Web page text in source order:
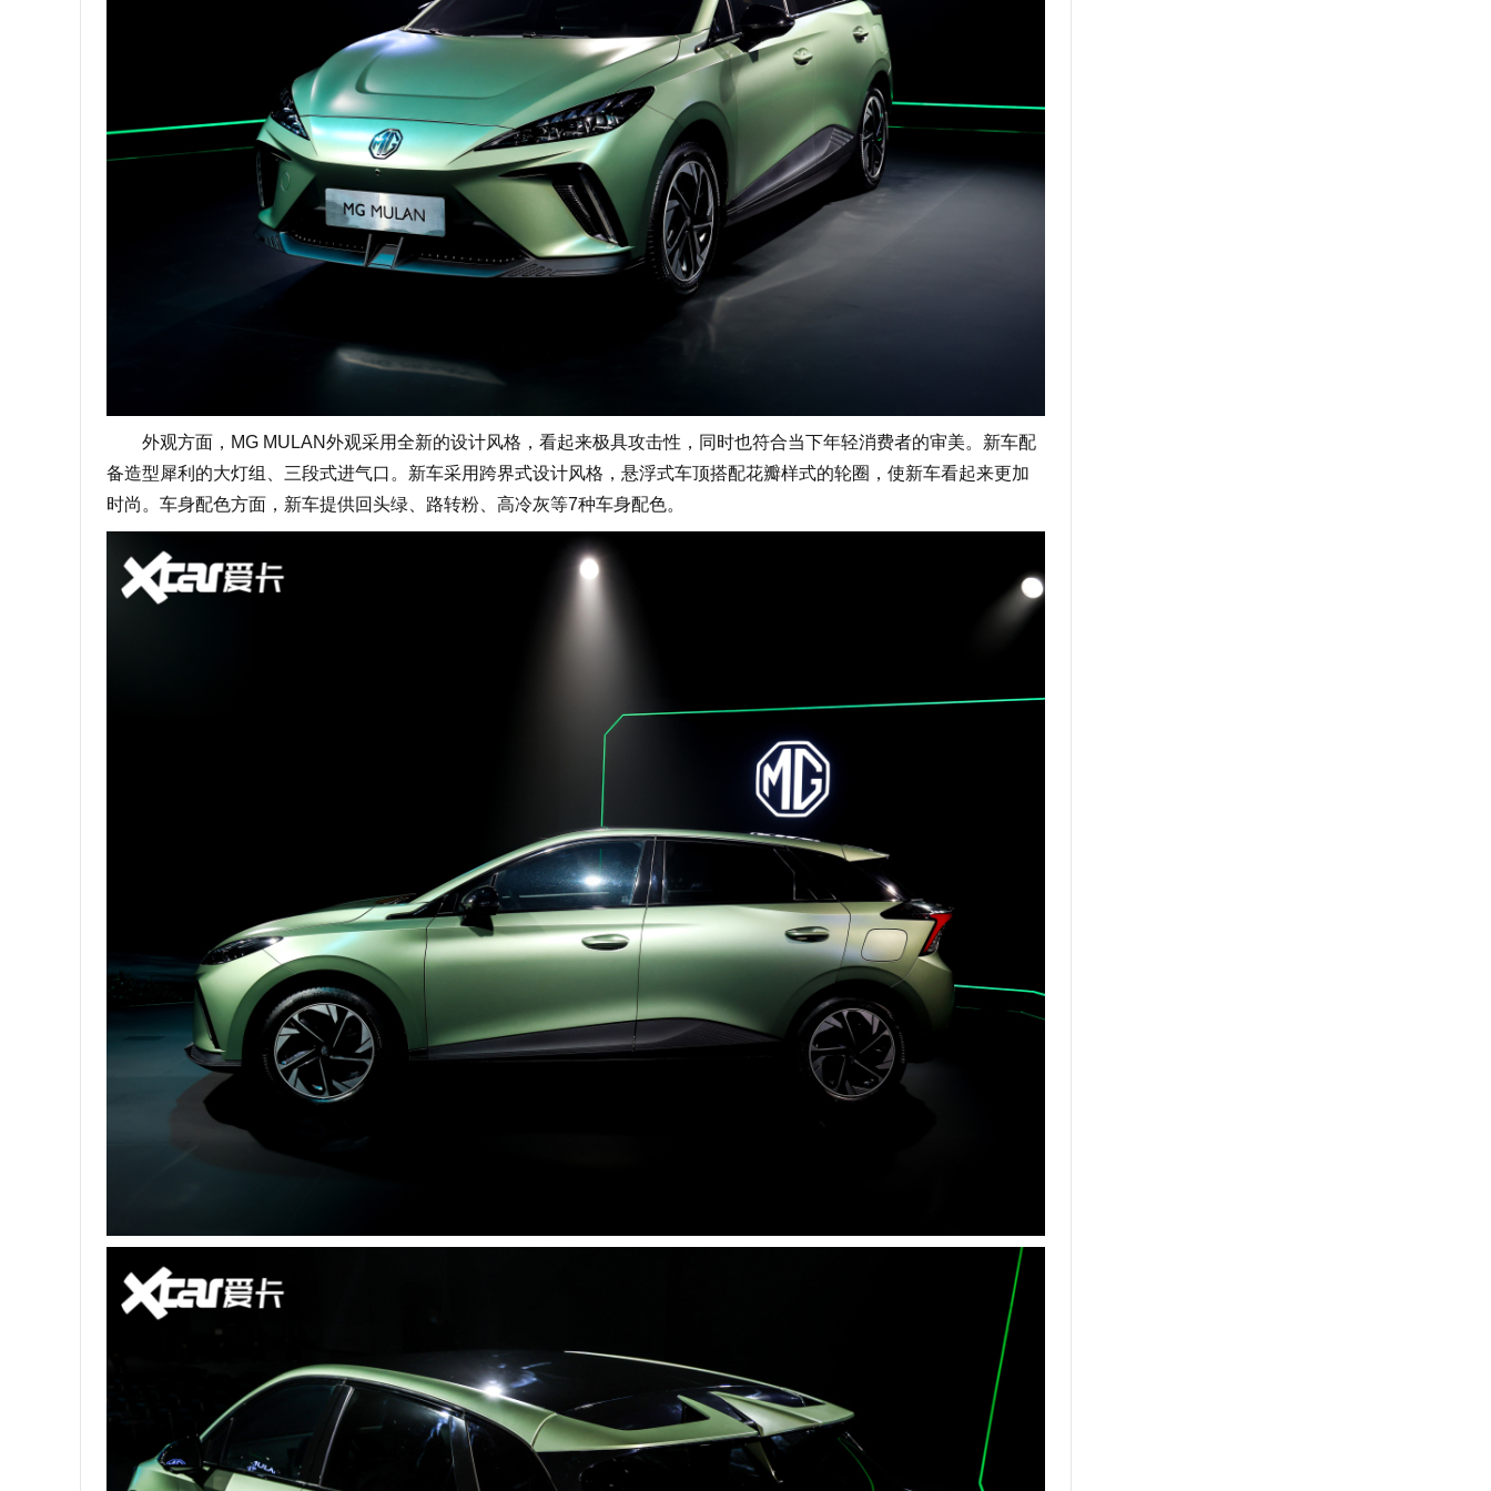
外观方面，MG MULAN外观采用全新的设计风格，看起来极具攻击性，同时也符合当下年轻消费者的审美。新车配
备造型犀利的大灯组、三段式进气口。新车采用跨界式设计风格，悬浮式车顶搭配花瓣样式的轮圈，使新车看起来更加
时尚。车身配色方面，新车提供回头绿、路转粉、高冷灰等7种车身配色。